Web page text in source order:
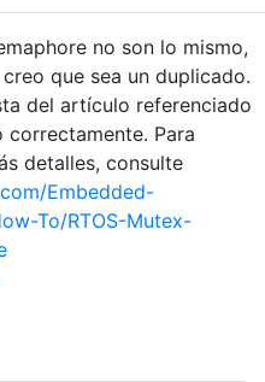
no son lo mismo,
que sea un duplicado.
del artículo referenciado
correctamente. Para
detalles, consulte
Embedded-
To/RTOS-Mutex-